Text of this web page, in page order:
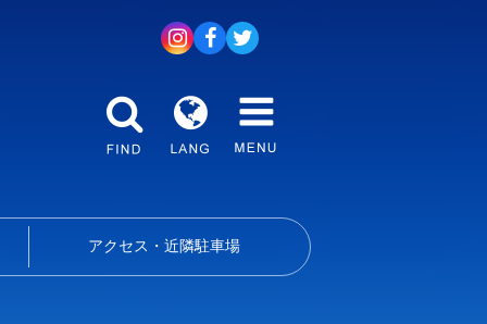
アクセス・近隣駐車場